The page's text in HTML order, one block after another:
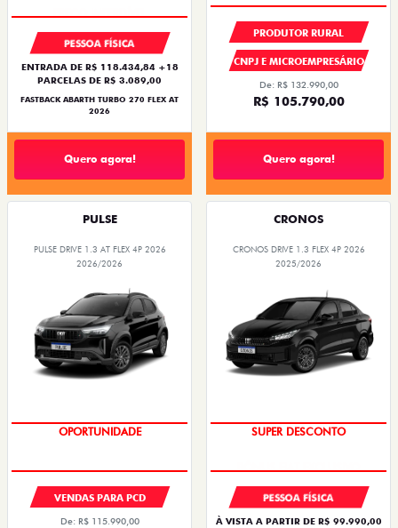
PESSOA FÍSICA
ENTRADA DE R$ 118.434,84 +18
PARCELAS DE R$ 3.089,00
FASTBACK ABARTH TURBO 270 FLEX AT
2026
Quero agora!
PRODUTOR RURAL
CNPJ E MICROEMPRESÁRIO
De: R$ 132.990,00
R$ 105.790,00
Quero agora!
PULSE
PULSE DRIVE 1.3 AT FLEX 4P 2026
2026/2026
OPORTUNIDADE
VENDAS PARA PCD
De: R$ 115.990,00
CRONOS
CRONOS DRIVE 1.3 FLEX 4P 2026
2025/2026
SUPER DESCONTO
PESSOA FÍSICA
À VISTA A PARTIR DE R$ 99.990,00